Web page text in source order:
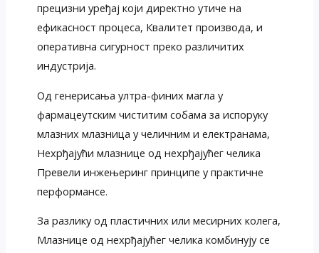
прецизни уређај који директно утиче на
ефикасност процеса, Квалитет производа, и
оперативна сигурност преко различитих
индустрија.
Од генерисања ултра-финих магла у
фармацеутским чиститим собама за испоруку
млазних млазница у челичним и електранама,
Нехрђајући млазнице од нехрђајућег челика
Превели инжењеринг принципе у практичне
перформансе.
За разлику од пластичних или месирних колега,
Млазнице од нехрђајућег челика комбинују се